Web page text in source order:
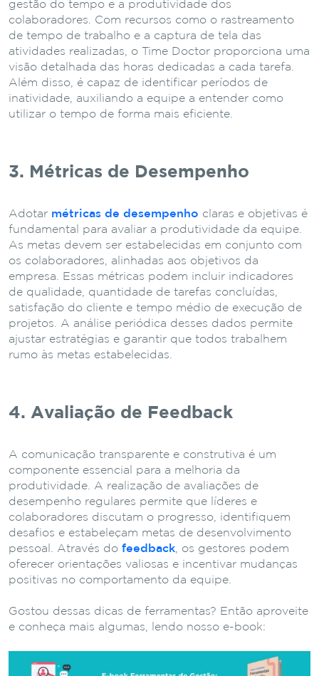
gestão do tempo e a produtividade dos
colaboradores. Com recursos como o rastreamento
de tempo de trabalho e a captura de tela das
atividades realizadas, o Time Doctor proporciona uma
visão detalhada das horas dedicadas a cada tarefa.
Além disso, é capaz de identificar períodos de
inatividade, auxiliando a equipe a entender como
utilizar o tempo de forma mais eficiente.
3. Métricas de Desempenho
Adotar métricas de desempenho claras e objetivas é
fundamental para avaliar a produtividade da equipe.
As metas devem ser estabelecidas em conjunto com
os colaboradores, alinhadas aos objetivos da
empresa. Essas métricas podem incluir indicadores
de qualidade, quantidade de tarefas concluídas,
satisfação do cliente e tempo médio de execução de
projetos. A análise periódica desses dados permite
ajustar estratégias e garantir que todos trabalhem
rumo às metas estabelecidas.
4. Avaliação de Feedback
A comunicação transparente e construtiva é um
componente essencial para a melhoria da
produtividade. A realização de avaliações de
desempenho regulares permite que líderes e
colaboradores discutam o progresso, identifiquem
desafios e estabeleçam metas de desenvolvimento
pessoal. Através do feedback , os gestores podem
oferecer orientações valiosas e incentivar mudanças
positivas no comportamento da equipe.
Gostou dessas dicas de ferramentas? Então aproveite
e conheça mais algumas, lendo nosso e-book: